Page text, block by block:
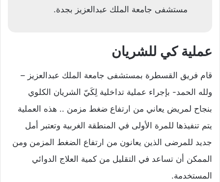
مستشفى جامعة الملك عبدالعزيز بجدة.
عملية كي للشريان
قام فريق القسطرة بمستشفى جامعة الملك عبدالعزيز –
ولله الحمد- بإجراء عملية تداخلية لِكَيّ الشريان الكلوي
بنجاح لمريض يعاني من ارتفاع ضغط مزمن .. هذه العملية
يتم تنفيذها للمرة الأولى في المنطقة الغربية وتعتبر أمل
جديد للمرضى الذين يعانون من ارتفاع الضغط المزمن ومن
الممكن أن تساعد في التقليل من كمية العلاج الدوائي
المستخدمة.